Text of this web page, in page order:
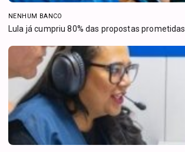
NENHUM BANCO
Lula já cumpriu 80% das propostas prometidas